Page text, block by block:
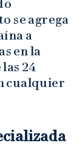
se agrega
a
en la
24
cualquier